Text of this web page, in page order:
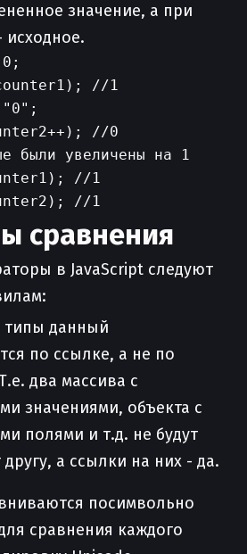
значение, а при
исходное.
//1
//0
были увеличены на 1
//1
сравнения
в JavaScript следуют
типы данный
по ссылке, а не по
два массива с
значениями, объекта с
полями и т.д. не будут
а ссылки на них - да.
посимвольно
сравнения каждого